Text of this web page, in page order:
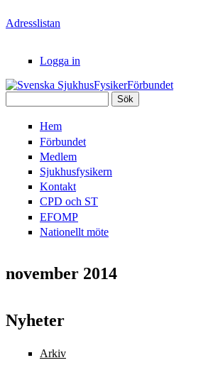
Adresslistan
Logga in
SjukhusFysikerFörbundet
Hem
Förbundet
Medlem
Sjukhusfysikern
Kontakt
CPD och ST
EFOMP
Nationellt möte
november 2014
Nyheter
Arkiv